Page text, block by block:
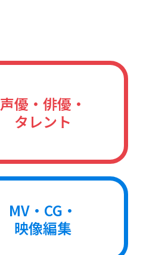
声優・俳優・
タレント
MV・CG・
映像編集